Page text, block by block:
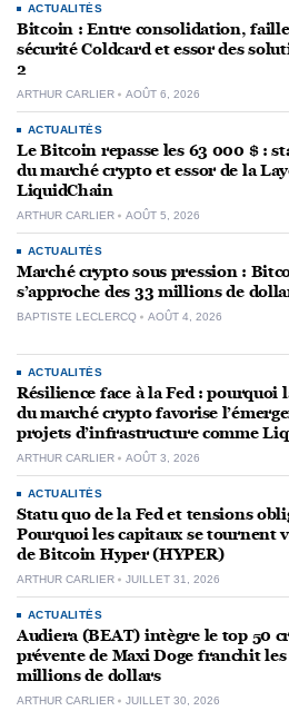
ACTUALITÉS
Bitcoin : Entre consolidation,
sécurité Coldcard et essor des
2
ARTHUR CARLIER AOÛT 6, 2026
ACTUALITÉS
Le Bitcoin repasse les 63 000 $ :
du marché crypto et essor de la
LiquidChain
ARTHUR CARLIER AOÛT 5, 2026
ACTUALITÉS
Marché crypto sous pression :
s’approche des 33 millions de
BAPTISTE LECLERCQ AOÛT 4, 2026
ACTUALITÉS
Résilience face à la Fed : pourquoi
du marché crypto favorise
projets d’infrastructure comme
ARTHUR CARLIER AOÛT 3, 2026
ACTUALITÉS
Statu quo de la Fed et tensions
Pourquoi les capitaux se tournent
de Bitcoin Hyper (HYPER)
ARTHUR CARLIER JUILLET 31, 2026
ACTUALITÉS
Audiera (BEAT) intègre le top 50
prévente de Maxi Doge franchit
millions de dollars
ARTHUR CARLIER JUILLET 30, 2026